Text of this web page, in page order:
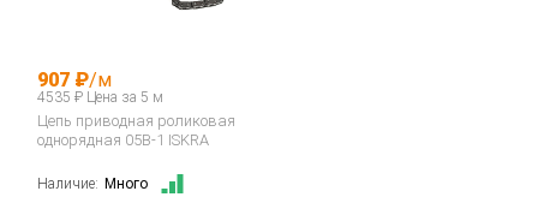
907 ₽/м
4535 ₽ Цена за 5 м
Цепь приводная роликовая
однорядная 05B-1 ISKRA
Наличие: Много